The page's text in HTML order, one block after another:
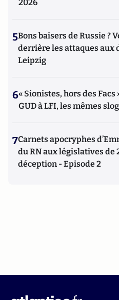
2026
5Bons baisers de Russie ?
derrière les attaques aux
Leipzig
6« Sionistes, hors des
GUD à LFI, les mêmes
7Carnets apocryphes
du RN aux législatives de
déception - Episode 2